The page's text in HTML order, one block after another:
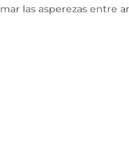
las asperezas entre